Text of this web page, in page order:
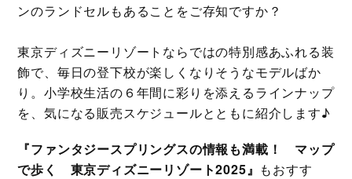
ンのランドセルもあることをご存知ですか？
東京ディズニーリゾートならではの特別感あふれる装
飾で、毎日の登下校が楽しくなりそうなモデルばか
り。小学校生活の６年間に彩りを添えるラインナップ
を、気になる販売スケジュールとともに紹介します♪
『ファンタジースプリングスの情報も満載！ マップ
で歩く 東京ディズニーリゾート2025』 もおすす